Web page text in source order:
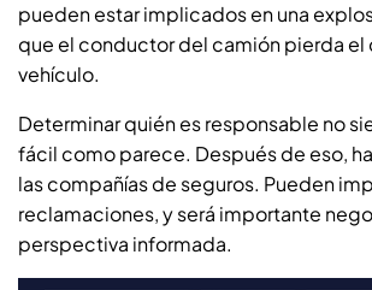
pueden estar implicados en una
que el conductor del camión pierda el
vehículo.
Determinar quién es responsable no
fácil como parece. Después de eso,
las compañías de seguros. Pueden
reclamaciones, y será importante
perspectiva informada.